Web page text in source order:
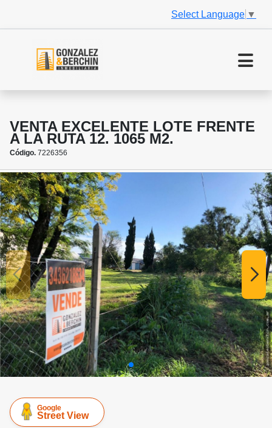
Select Language ▼
VENTA EXCELENTE LOTE FRENTE
A LA RUTA 12. 1065 M2.
Código. 7226356
Google
Street View